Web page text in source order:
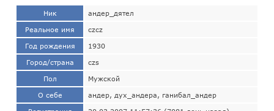
Ник андер_дятел
Реальное имя czcz
Год рождения 1930
Город/страна czs
Пол Мужской
О себе андер, дух_андера, ганибал_андер